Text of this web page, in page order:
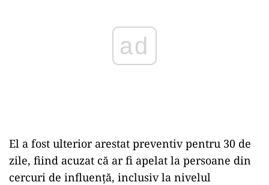
El a fost ulterior arestat preventiv pentru 30 de
zile, fiind acuzat că ar fi apelat la persoane din
cercuri de influență, inclusiv la nivelul